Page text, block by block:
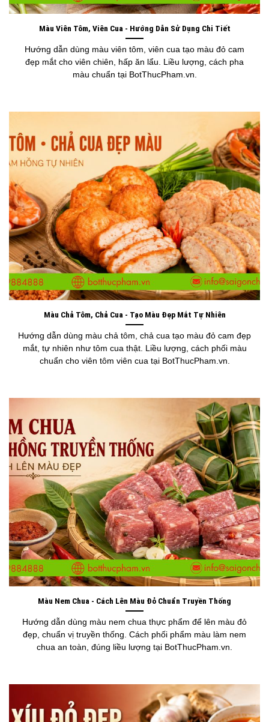
Màu Viên Tôm, Viên Cua - Hướng Dẫn Sử Dụng Chi Tiết
Hướng dẫn dùng màu viên tôm, viên cua tạo màu đỏ cam
đẹp mắt cho viên chiên, hấp ăn lẩu. Liều lượng, cách pha
màu chuẩn tại BotThucPham.vn.
Màu Chả Tôm, Chả Cua - Tạo Màu Đẹp Mắt Tự Nhiên
Hướng dẫn dùng màu chả tôm, chả cua tạo màu đỏ cam đẹp
mắt, tự nhiên như tôm cua thật. Liều lượng, cách phối màu
chuẩn cho viên tôm viên cua tại BotThucPham.vn.
Màu Nem Chua - Cách Lên Màu Đỏ Chuẩn Truyền Thống
Hướng dẫn dùng màu nem chua thực phẩm để lên màu đỏ
đẹp, chuẩn vị truyền thống. Cách phối phẩm màu làm nem
chua an toàn, đúng liều lượng tại BotThucPham.vn.